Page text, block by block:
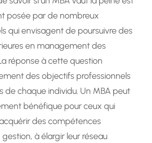
posée par de nombreux
qui envisagent de poursuivre des
en management des
réponse à cette question
des objectifs professionnels
de chaque individu. Un MBA peut
bénéfique pour ceux qui
des compétences
à élargir leur réseau